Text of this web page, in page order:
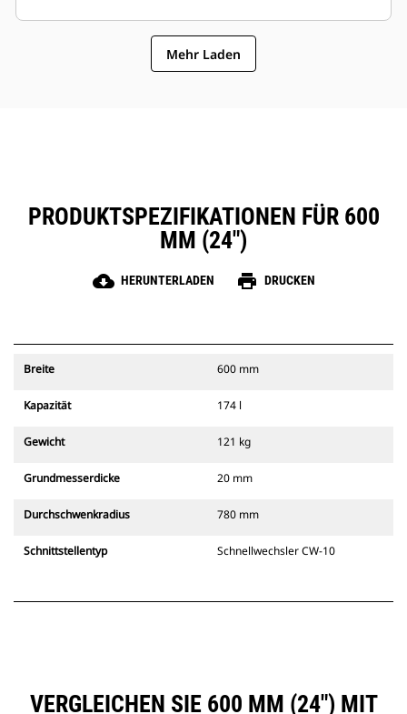
Mehr Laden
PRODUKTSPEZIFIKATIONEN FÜR 600
MM (24″)
cloud_download HERUNTERLADEN print DRUCKEN
Breite 600 mm
Kapazität 174 l
Gewicht 121 kg
Grundmesserdicke 20 mm
Durchschwenkradius 780 mm
Schnittstellentyp Schnellwechsler CW-10
VERGLEICHEN SIE 600 MM (24″) MIT